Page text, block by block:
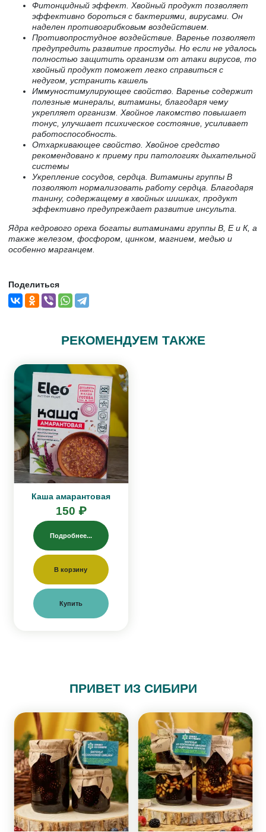
Фитонцидный эффект. Хвойный продукт позволяет
эффективно бороться с бактериями, вирусами. Он
наделен противогрибковым воздействием.
Противопростудное воздействие. Варенье позволяет
предупредить развитие простуды. Но если не удалось
полностью защитить организм от атаки вирусов, то
хвойный продукт поможет легко справиться с
недугом, устранить кашель
Иммуностимулирующее свойство. Варенье содержит
полезные минералы, витамины, благодаря чему
укрепляет организм. Хвойное лакомство повышает
тонус, улучшает психическое состояние, усиливает
работоспособность.
Отхаркивающее свойство. Хвойное средство
рекомендовано к приему при патологиях дыхательной
системы
Укрепление сосудов, сердца. Витамины группы В
позволяют нормализовать работу сердца. Благодаря
танину, содержащему в хвойных шишках, продукт
эффективно предупреждает развитие инсульта.
Ядра кедрового ореха богаты витаминами группы В, Е и К, а
также железом, фосфором, цинком, магнием, медью и
особенно марганцем.
Поделиться
РЕКОМЕНДУЕМ ТАКЖЕ
Каша амарантовая
150 ₽
Подробнее...
В корзину
Купить
ПРИВЕТ ИЗ СИБИРИ